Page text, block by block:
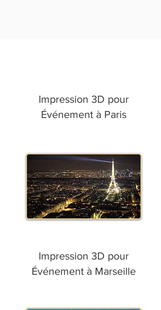
Impression 3D pour
Événement à Paris
Impression 3D pour
Événement à Marseille